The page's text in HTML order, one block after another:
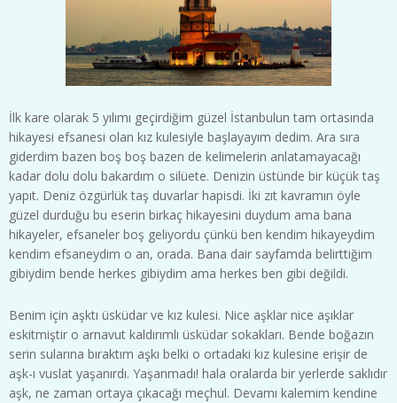
İlk kare olarak 5 yılımı geçirdiğim güzel İstanbulun tam ortasında
hikayesi efsanesi olan kız kulesiyle başlayayım dedim. Ara sıra
giderdim bazen boş boş bazen de kelimelerin anlatamayacağı
kadar dolu dolu bakardım o silüete. Denizin üstünde bir küçük taş
yapıt. Deniz özgürlük taş duvarlar hapisdi. İki zıt kavramın öyle
güzel durduğu bu eserin birkaç hikayesini duydum ama bana
hikayeler, efsaneler boş geliyordu çünkü ben kendim hikayeydim
kendim efsaneydim o an, orada. Bana dair sayfamda belirttiğim
gibiydim bende herkes gibiydim ama herkes ben gibi değildi.
Benim için aşktı üsküdar ve kız kulesi. Nice aşklar nice aşıklar
eskitmiştir o arnavut kaldırımlı üsküdar sokakları. Bende boğazın
serin sularına bıraktım aşkı belki o ortadaki kız kulesine erişir de
aşk-ı vuslat yaşanırdı. Yaşanmadı! hala oralarda bir yerlerde saklıdır
aşk, ne zaman ortaya çıkacağı meçhul. Devamı kalemim kendine